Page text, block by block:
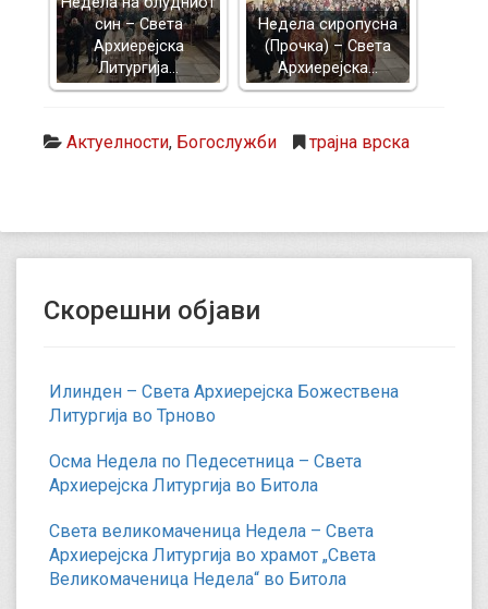
син – Света
Архиерејска
Литургија…
Недела сиропусна
(Прочка) – Света
Архиерејска…
Актуелности, Богослужби трајна врска
Скорешни објави
Илинден – Света Архиерејска Божествена
Литургија во Трново
Осма Недела по Педесетница – Света
Архиерејска Литургија во Битола
Света великомаченица Недела – Света
Архиерејска Литургија во храмот „Света
Великомаченица Недела“ во Битола